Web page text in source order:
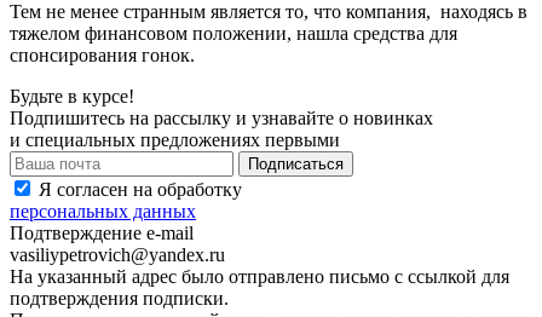
Тем не менее странным является то, что компания, находясь в
тяжелом финансовом положении, нашла средства для
спонсирования гонок.
Будьте в курсе!
Подпишитесь на рассылку и узнавайте о новинках
и специальных предложениях первыми
Я согласен на обработку
персональных данных
Подтверждение e-mail
vasiliypetrovich@yandex.ru
На указанный адрес было отправлено письмо с ссылкой для
подтверждения подписки.